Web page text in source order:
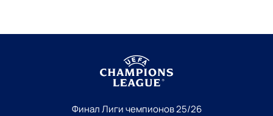
Финал Лиги чемпионов 25/26